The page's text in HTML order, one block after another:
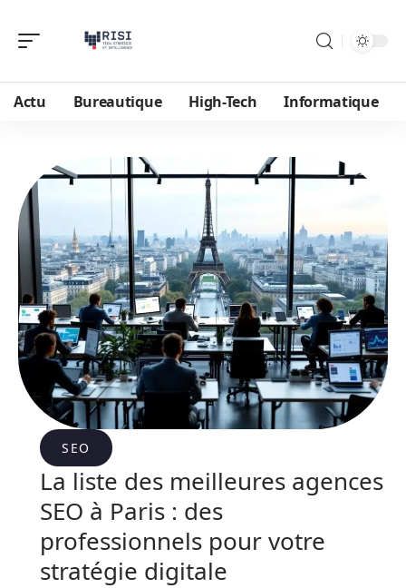
Actu Bureautique High-Tech Informatique
SEO
La liste des meilleures agences
SEO à Paris : des
professionnels pour votre
stratégie digitale